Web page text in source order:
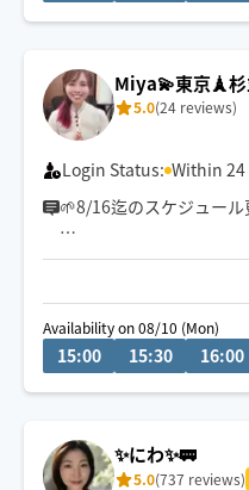
Miya💫東京🗼
5.0(24 reviews)
Login Status: Within
🌱8/16迄のスケジュール
初めまして、みやと申し
わたし自身パソコン作
ら肩の疲れや目の疲れを
学び始めました。
ヘッドマッサージが得意
Availability on 08/10 (Mon)
15:00 15:30 16:00
✨にわ✨🚃
5.0(737 reviews)